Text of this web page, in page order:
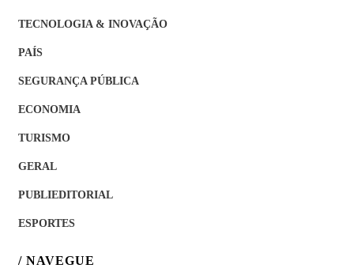
TECNOLOGIA & INOVAÇÃO
PAÍS
SEGURANÇA PÚBLICA
ECONOMIA
TURISMO
GERAL
PUBLIEDITORIAL
ESPORTES
/ NAVEGUE